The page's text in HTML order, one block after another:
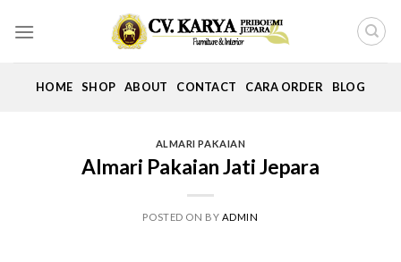
HOME SHOP ABOUT CONTACT CARA ORDER BLOG
ALMARI PAKAIAN
Almari Pakaian Jati Jepara
POSTED ON BY ADMIN